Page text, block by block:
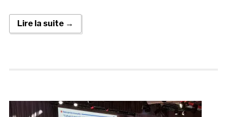
Lire la suite →